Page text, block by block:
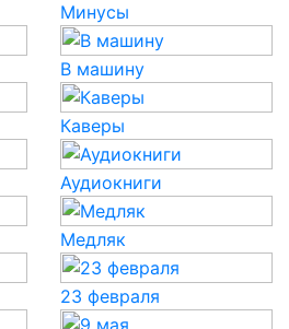
Минусы
В машину
Каверы
Аудиокниги
Медляк
23 февраля